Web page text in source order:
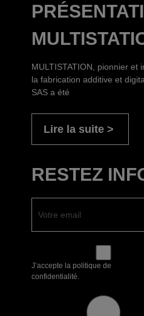
MULTISTATION, pionnier et
la fabrication additive et
SAS a été
Lire la suite
RESTEZ
J’accepte la politique de
confidentialité.